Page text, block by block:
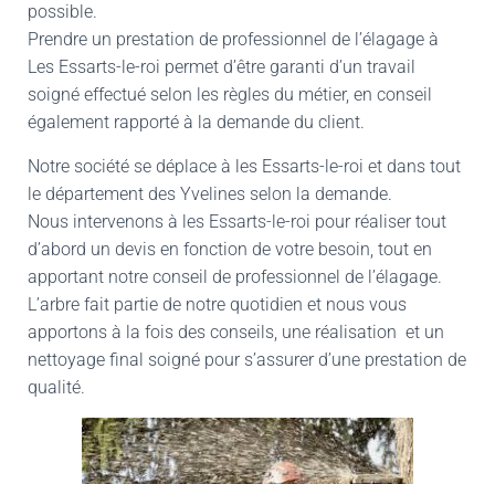
possible.
Prendre un prestation de professionnel de l’élagage à
Les Essarts-le-roi permet d’être garanti d’un travail
soigné effectué selon les règles du métier, en conseil
également rapporté à la demande du client.
Notre société se déplace à les Essarts-le-roi et dans tout
le département des Yvelines selon la demande.
Nous intervenons à les Essarts-le-roi pour réaliser tout
d’abord un devis en fonction de votre besoin, tout en
apportant notre conseil de professionnel de l’élagage.
L’arbre fait partie de notre quotidien et nous vous
apportons à la fois des conseils, une réalisation et un
nettoyage final soigné pour s’assurer d’une prestation de
qualité.